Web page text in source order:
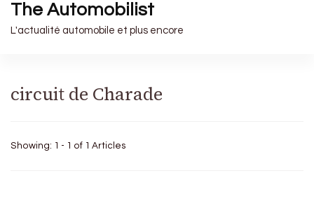
The Automobilist
L'actualité automobile et plus encore
circuit de Charade
Showing: 1 - 1 of 1 Articles